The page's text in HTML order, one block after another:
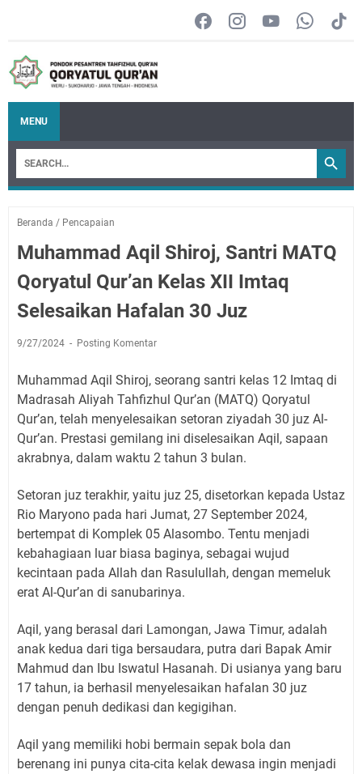
MENU
Beranda / Pencapaian
Muhammad Aqil Shiroj, Santri MATQ
Qoryatul Qur’an Kelas XII Imtaq
Selesaikan Hafalan 30 Juz
9/27/2024 Posting Komentar
Muhammad Aqil Shiroj, seorang santri kelas 12 Imtaq di
Madrasah Aliyah Tahfizhul Qur’an (MATQ) Qoryatul
Qur’an, telah menyelesaikan setoran ziyadah 30 juz Al-
Qur’an. Prestasi gemilang ini diselesaikan Aqil, sapaan
akrabnya, dalam waktu 2 tahun 3 bulan.
Setoran juz terakhir, yaitu juz 25, disetorkan kepada Ustaz
Rio Maryono pada hari Jumat, 27 September 2024,
bertempat di Komplek 05 Alasombo. Tentu menjadi
kebahagiaan luar biasa baginya, sebagai wujud
kecintaan pada Allah dan Rasulullah, dengan memeluk
erat Al-Qur’an di sanubarinya.
Aqil, yang berasal dari Lamongan, Jawa Timur, adalah
anak kedua dari tiga bersaudara, putra dari Bapak Amir
Mahmud dan Ibu Iswatul Hasanah. Di usianya yang baru
17 tahun, ia berhasil menyelesaikan hafalan 30 juz
dengan penuh dedikasi dan kegigihan.
Aqil yang memiliki hobi bermain sepak bola dan
berenang ini punya cita-cita kelak dewasa ingin menjadi